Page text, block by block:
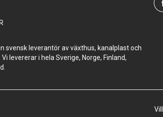
svensk leverantör av växthus, kanalplast och
levererar i hela Sverige, Norge, Finland,